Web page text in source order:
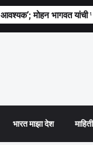
मोहन भागवत यांची
भारत माझा देश